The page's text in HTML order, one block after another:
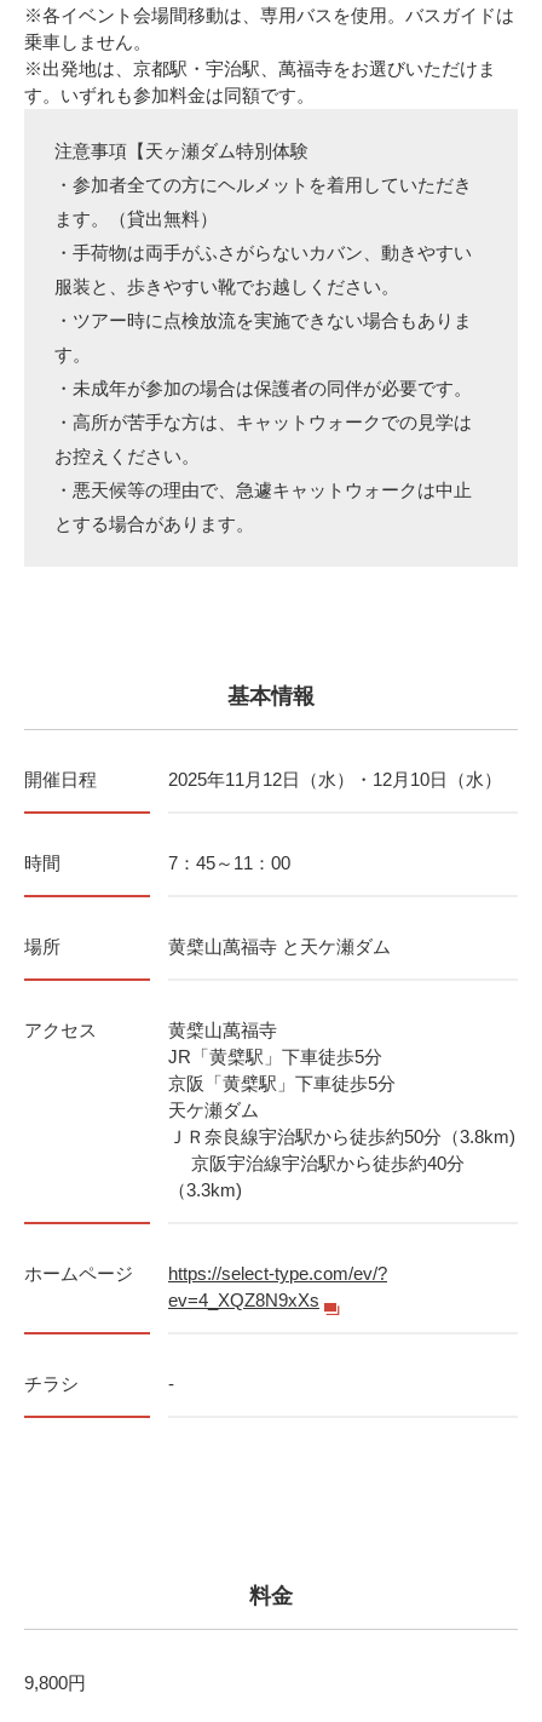
※各イベント会場間移動は、専用バスを使用。バスガイドは
乗車しません。
※出発地は、京都駅・宇治駅、萬福寺をお選びいただけま
す。いずれも参加料金は同額です。
注意事項【天ヶ瀬ダム特別体験
・参加者全ての方にヘルメットを着用していただき
ます。（貸出無料）
・手荷物は両手がふさがらないカバン、動きやすい
服装と、歩きやすい靴でお越しください。
・ツアー時に点検放流を実施できない場合もありま
す。
・未成年が参加の場合は保護者の同伴が必要です。
・高所が苦手な方は、キャットウォークでの見学は
お控えください。
・悪天候等の理由で、急遽キャットウォークは中止
とする場合があります。
基本情報
開催日程 2025年11月12日（水）・12月10日（水）
時間 7：45～11：00
場所 黄檗山萬福寺 と天ケ瀬ダム
アクセス
黄檗山萬福寺
JR「黄檗駅」下車徒歩5分
京阪「黄檗駅」下車徒歩5分
天ケ瀬ダム
ＪＲ奈良線宇治駅から徒歩約50分（3.8km)
京阪宇治線宇治駅から徒歩約40分
（3.3km)
ホームページ
https://select-type.com/ev/?
ev=4_XQZ8N9xXs
チラシ -
料金
9,800円